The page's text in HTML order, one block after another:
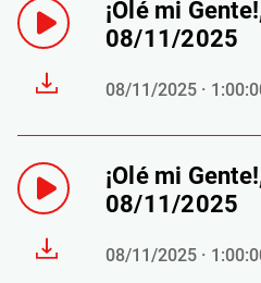
¡Olé mi
08/11/2025
08/11/2025 ·
¡Olé mi
08/11/2025
08/11/2025 ·